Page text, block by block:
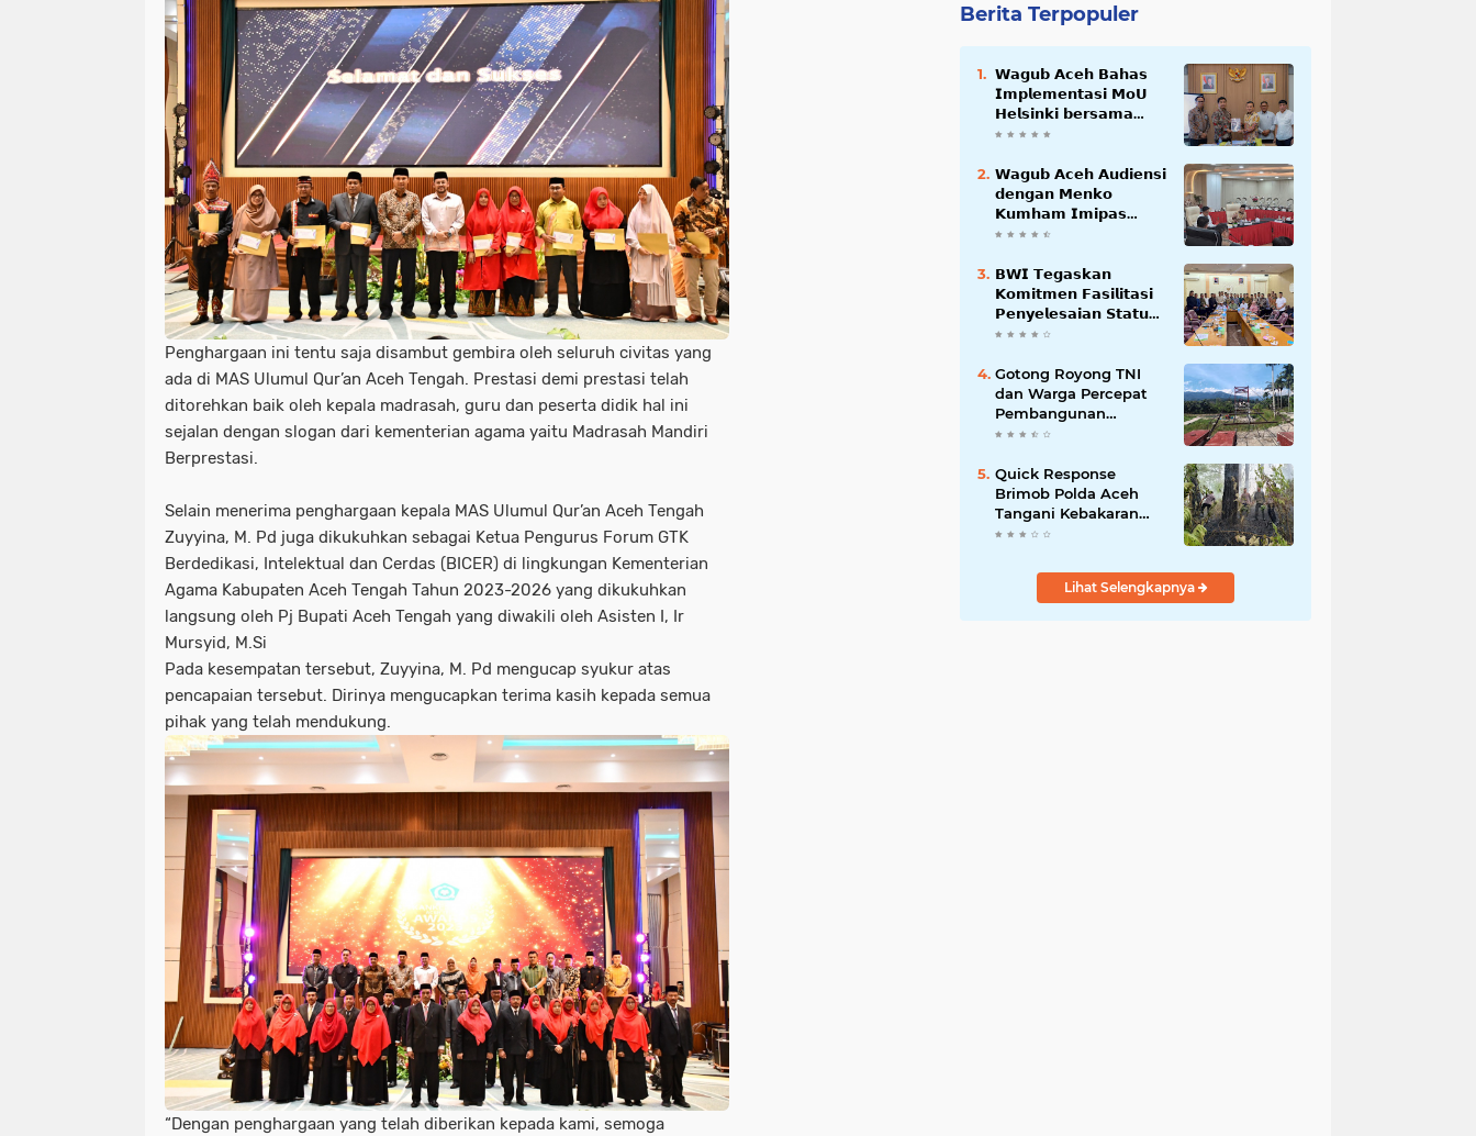
Penghargaan ini tentu saja disambut gembira oleh seluruh civitas yang
ada di MAS Ulumul Qur’an Aceh Tengah. Prestasi demi prestasi telah
ditorehkan baik oleh kepala madrasah, guru dan peserta didik hal ini
sejalan dengan slogan dari kementerian agama yaitu Madrasah Mandiri
Berprestasi.
Selain menerima penghargaan kepala MAS Ulumul Qur’an Aceh Tengah
Zuyyina, M. Pd juga dikukuhkan sebagai Ketua Pengurus Forum GTK
Berdedikasi, Intelektual dan Cerdas (BICER) di lingkungan Kementerian
Agama Kabupaten Aceh Tengah Tahun 2023-2026 yang dikukuhkan
langsung oleh Pj Bupati Aceh Tengah yang diwakili oleh Asisten I, Ir
Mursyid, M.Si
Pada kesempatan tersebut, Zuyyina, M. Pd mengucap syukur atas
pencapaian tersebut. Dirinya mengucapkan terima kasih kepada semua
pihak yang telah mendukung.
“Dengan penghargaan yang telah diberikan kepada kami, semoga
Berita Terpopuler
𝗪𝗮𝗴𝘂𝗯 𝗔𝗰𝗲𝗵 𝗕𝗮𝗵𝗮𝘀
𝗜𝗺𝗽𝗹𝗲𝗺𝗲𝗻𝘁𝗮𝘀𝗶 𝗠𝗼𝗨
𝗛𝗲𝗹𝘀𝗶𝗻𝗸𝗶 𝗯𝗲𝗿𝘀𝗮𝗺𝗮
𝗦𝗲𝗸𝗿𝗲𝘁𝗮𝗿𝗶𝗮𝘁 𝗡𝗲𝗴𝗮𝗿𝗮
𝗪𝗮𝗴𝘂𝗯 𝗔𝗰𝗲𝗵 𝗔𝘂𝗱𝗶𝗲𝗻𝘀𝗶
𝗱𝗲𝗻𝗴𝗮𝗻 𝗠𝗲𝗻𝗸𝗼
𝗞𝘂𝗺𝗵𝗮𝗺 𝗜𝗺𝗶𝗽𝗮𝘀
𝗧𝗲𝗿𝗸𝗮𝗶𝘁 𝗦𝘁𝗮𝘁𝘂𝘀 𝗪𝗮𝗸𝗮𝗳
𝗕𝗪𝗜 𝗧𝗲𝗴𝗮𝘀𝗸𝗮𝗻
𝗞𝗼𝗺𝗶𝘁𝗺𝗲𝗻 𝗙𝗮𝘀𝗶𝗹𝗶𝘁𝗮𝘀𝗶
𝗣𝗲𝗻𝘆𝗲𝗹𝗲𝘀𝗮𝗶𝗮𝗻 𝗦𝘁𝗮𝘁𝘂𝘀
𝗪𝗮𝗸𝗮𝗳 𝗕𝗹𝗮𝗻𝗴 𝗣𝗮𝗱𝗮𝗻𝗴
Gotong Royong TNI
dan Warga Percepat
Pembangunan
Jembatan Gantung
Aceh Tenggara
Quick Response
Brimob Polda Aceh
Tangani Kebakaran
Hutan di Lembah
Lihat Selengkapnya